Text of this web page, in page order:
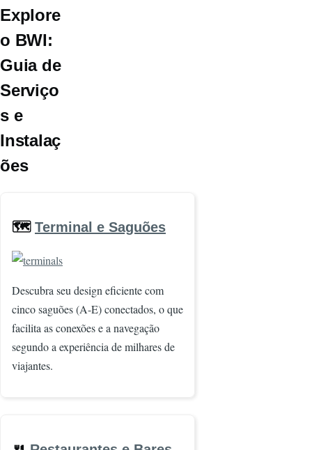
Explore
o BWI:
Guia de
Serviço
s e
Instalaç
ões
🗺️ Terminal e Saguões
Imagem
Descubra seu design eficiente com
cinco saguões (A-E) conectados, o que
facilita as conexões e a navegação
segundo a experiência de milhares de
viajantes.